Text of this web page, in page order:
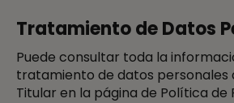
Tratamiento de Datos
Puede consultar toda la
tratamiento de datos personales
Titular en la página de Política de